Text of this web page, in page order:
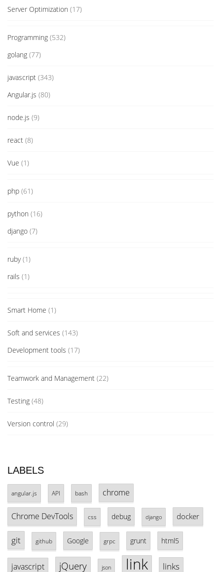
Server Optimization (17)
Programming (532)
golang (77)
javascript (343)
Angular.js (80)
node.js (9)
react (8)
Vue (1)
php (61)
python (16)
django (7)
ruby(1)
rails (1)
Smart Home (1)
Soft and services (143)
Development tools (17)
Teamwork and Management (22)
Testing (48)
Version control (29)
LABELS
angular.js API bash chrome
Chrome DevTools css debug django docker
git github Google grpc grunt html5
javascript jQuery json link links